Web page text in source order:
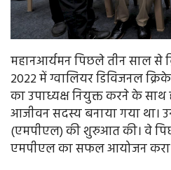
महानआर्यमन पिछले तीन साल से
2022 में ग्वालियर डिविजनल
का उपाध्यक्ष नियुक्त करने के साथ
आजीवन सदस्य बनाया गया था।
(एमपीएल) की शुरुआत की। वे
एमपीएल का सफल आयोजन करा